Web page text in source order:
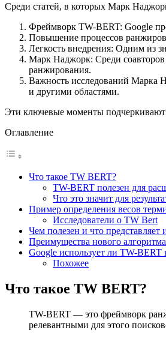
Среди статей, в которых Марк
Фреймворк TW-BERT: Google
Повышение процессов
Легкость внедрения: Одним из
Марк Наджорк: Среди
ранжирования.
Важность исследований Марка
и другими областями.
Эти ключевые моменты подчеркивают
Оглавление
Что такое TW BERT?
TW-BERT полезен для
Что это значит для
Пример определения весов
Исследователи о TW Bert
Чем полезен и что представляет
Преимущества нового алгоритма
Google использует ли TW-
Похожее
Что такое TW BERT?
TW-BERT — это фреймворк
релевантными для этого